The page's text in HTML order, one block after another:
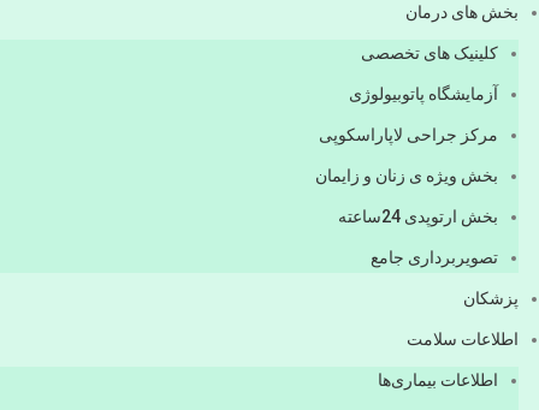
بخش های درمان
کلینیک های تخصصی
آزمایشگاه پاتوبیولوژی
مرکز جراحی لاپاراسکوپی
بخش ویژه ی زنان و زایمان
بخش ارتوپدی 24ساعته
تصویربرداری جامع
پزشكان
اطلاعات سلامت
اطلاعات بیماری‌ها